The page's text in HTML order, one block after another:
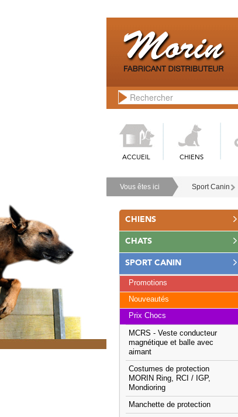
ACCUEIL CHIENS
Vous êtes ici Sport Canin
CHIENS
CHATS
SPORT CANIN
Promotions
Nouveautés
Prix Chocs
MCRS - Veste conducteur
magnétique et balle avec
aimant
Costumes de protection
MORIN Ring, RCI / IGP,
Mondioring
Manchette de protection